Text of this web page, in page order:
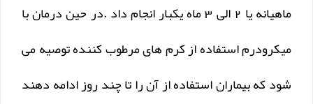
ماهیانه یا 2 الی 3 ماه یکبار انجام داد .در حین درمان با
میکرودرم استفاده از کرم های مرطوب کننده توصیه می
شود که بیماران استفاده از آن را تا چند روز ادامه دهند